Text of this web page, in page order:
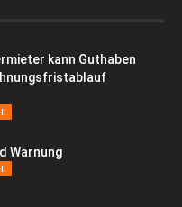
kann Guthaben
Warnung